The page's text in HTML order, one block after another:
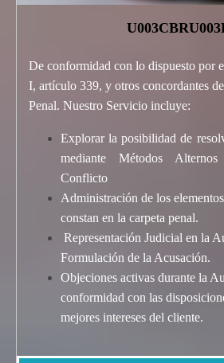
De conformidad con lo dispuesto por
I, artículo 339, y otros concordantes
Penal. Nuestro Servicio incluye:
Explorar la posibilidad de
mediante Métodos
Conflicto
Administración de los
constan en la carpeta penal.
Representación Judicial en la
Formulación de la Acusación.
Objeciones activas durante la
conformidad con las
mejores intereses del cliente.